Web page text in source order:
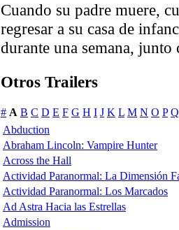
Cuando su padre muere,
regresar a su casa de
durante una semana, junto
Otros Trailers
# A B C D E F G H I J K L M N O P Q
Abduction
Abraham Lincoln: Vampire Hunter
Across the Hall
Actividad Paranormal: La Dimensión
Actividad Paranormal: Los Marcados
Ad Astra Hacia las Estrellas
Admission